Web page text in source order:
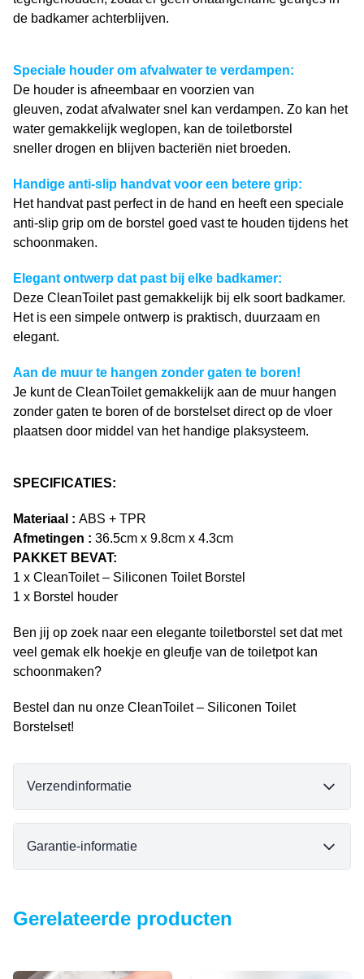
de badkamer achterblijven.
Speciale houder om afvalwater te verdampen:
De houder is afneembaar en voorzien van
gleuven, zodat afvalwater snel kan verdampen. Zo kan het
water gemakkelijk weglopen, kan de toiletborstel
sneller drogen en blijven bacteriën niet broeden.
Handige anti-slip handvat voor een betere grip:
Het handvat past perfect in de hand en heeft een speciale
anti-slip grip om de borstel goed vast te houden tijdens het
schoonmaken.
Elegant ontwerp dat past bij elke badkamer:
Deze CleanToilet past gemakkelijk bij elk soort badkamer.
Het is een simpele ontwerp is praktisch, duurzaam en
elegant.
Aan de muur te hangen zonder gaten te boren!
Je kunt de CleanToilet gemakkelijk aan de muur hangen
zonder gaten te boren of de borstelset direct op de vloer
plaatsen door middel van het handige plaksysteem.
SPECIFICATIES:
Materiaal : ABS + TPR
Afmetingen : 36.5cm x 9.8cm x 4.3cm
PAKKET BEVAT:
1 x CleanToilet – Siliconen Toilet Borstel
1 x Borstel houder
Ben jij op zoek naar een elegante toiletborstel set dat met
veel gemak elk hoekje en gleufje van de toiletpot kan
schoonmaken?
Bestel dan nu onze CleanToilet – Siliconen Toilet
Borstelset!
Verzendinformatie
Garantie-informatie
Gerelateerde producten